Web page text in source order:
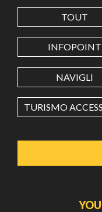
LATITUDE
LONGITUDE
Value in decimal
TOUT
INFOPOINT
NAVIGLI
TURISMO